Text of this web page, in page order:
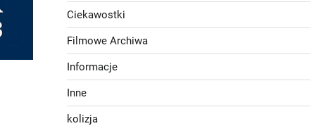
Ciekawostki
Filmowe Archiwa
Informacje
Inne
kolizja